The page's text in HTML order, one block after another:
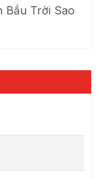
Bầu Trời Sao